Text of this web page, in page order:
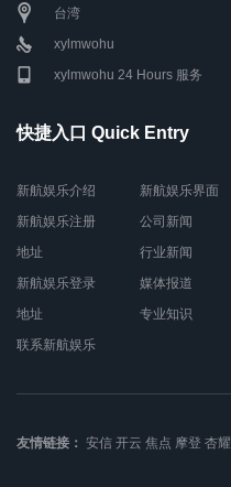
台湾
xylmwohu
xylmwohu 24 Hours 服务
快捷入口 Quick Entry
新航娱乐介绍
新航娱乐注册
地址
新航娱乐登录
地址
联系新航娱乐
新航娱乐界面
公司新闻
行业新闻
媒体报道
专业知识
友情链接： 安信 开云 焦点 摩登 杏耀